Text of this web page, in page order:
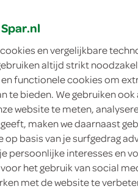
411
411
5.
99
200 Gram
en vergelijkbare
altijd strikt
functionele cookies om
te bieden. We gebruiken
website te meten,
maken we daarnaast
op basis van je surfgedrag
persoonlijke interesses en
het gebruik van social
met de website te